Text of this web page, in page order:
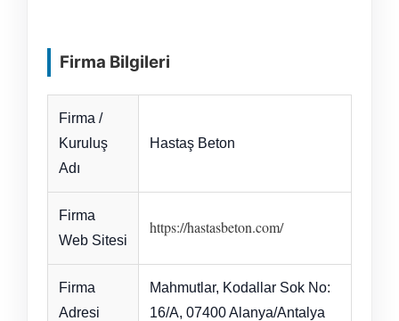
Firma Bilgileri
Firma /
Kuruluş
Adı
Hastaş Beton
Firma
Web Sitesi
https://hastasbeton.com/
Firma
Adresi
Mahmutlar, Kodallar Sok No:
16/A, 07400 Alanya/Antalya